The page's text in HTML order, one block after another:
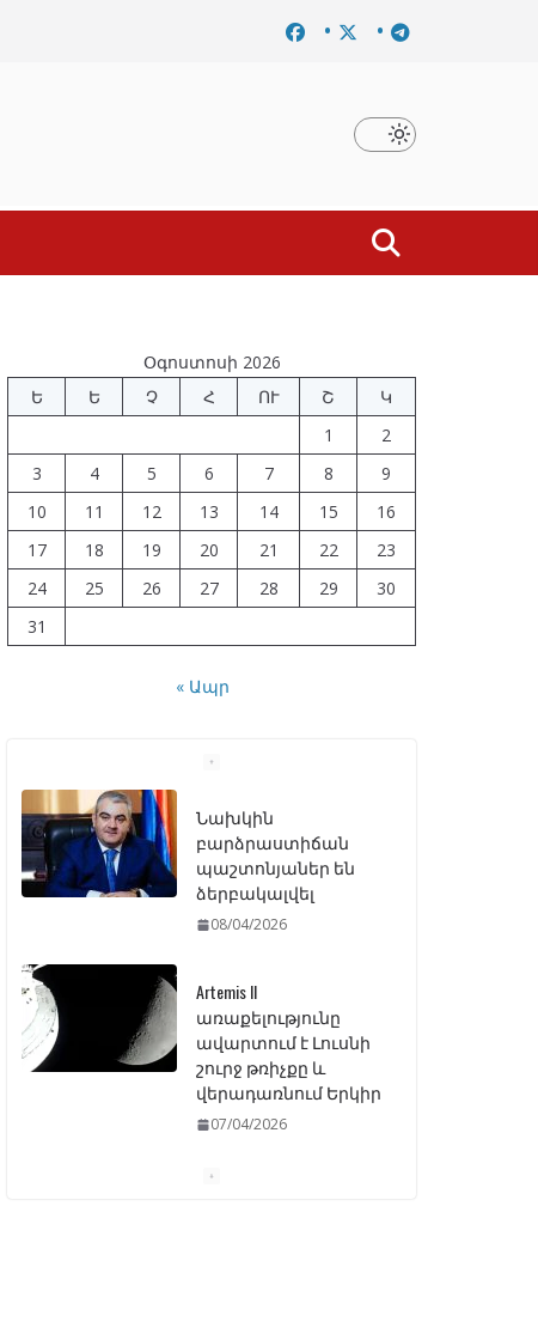
Նախկին բարձրաստիճան պաշտոնյաներ են
Օգոստոսի 2026
Ե
Ե Չ Հ ՈՒ Շ
Կ
1
2
3
4 5 6 7 8
9
10
11 12 13 14 15
16
17
18 19 20 21 22
23
24
25 26 27 28 29
30
31
« Ապր
08/04/2026
Artemis II
առաքելությունը
վերադառնում Երկիր
07/04/2026
ԱԺ–ում առաջին
ընթերցմամբ
«Ընտրական